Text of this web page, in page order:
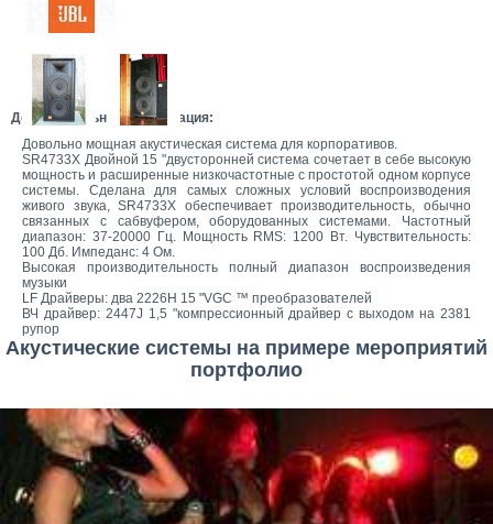
Дополнительная информация:
Довольно мощная акустическая система для корпоративов.
SR4733X Двойной 15 "двусторонней система сочетает в себе высокую
мощность и расширенные низкочастотные с простотой одном корпусе
системы. Сделана для самых сложных условий воспроизводения
живого звука, SR4733X обеспечивает производительность, обычно
связанных с сабвуфером, оборудованных системами. Частотный
диапазон: 37-20000 Гц. Мощность RMS: 1200 Вт. Чувствительность:
100 Дб. Импеданс: 4 Ом.
Высокая производительность полный диапазон воспроизведения
музыки
LF Драйверы: два 2226H 15 "VGC ™ преобразователей
ВЧ драйвер: 2447J 1,5 "компрессионный драйвер с выходом на 2381
рупор
Акустические системы на примере мероприятий
портфолио